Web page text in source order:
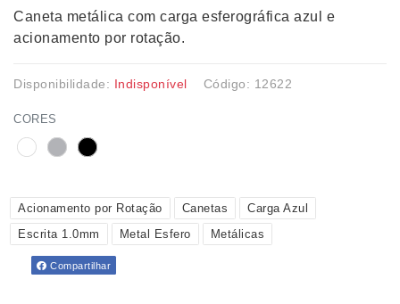
Caneta metálica com carga esferográfica azul e
acionamento por rotação.
Disponibilidade: Indisponível Código: 12622
CORES
Acionamento por Rotação Canetas
Carga Azul
Escrita 1.0mm
Metal Esfero Metálicas
Compartilhar